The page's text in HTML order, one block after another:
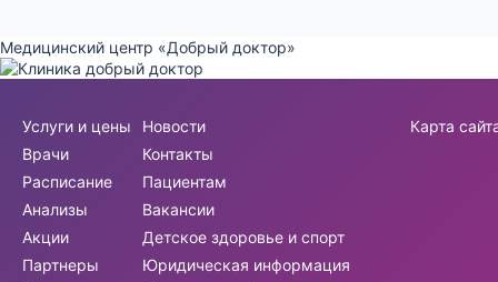
Медицинский центр «Добрый доктор»
Услуги и цены
Врачи
Расписание
Анализы
Акции
Партнеры
Новости
Контакты
Пациентам
Вакансии
Детское здоровье и спорт
Юридическая информация
Карта